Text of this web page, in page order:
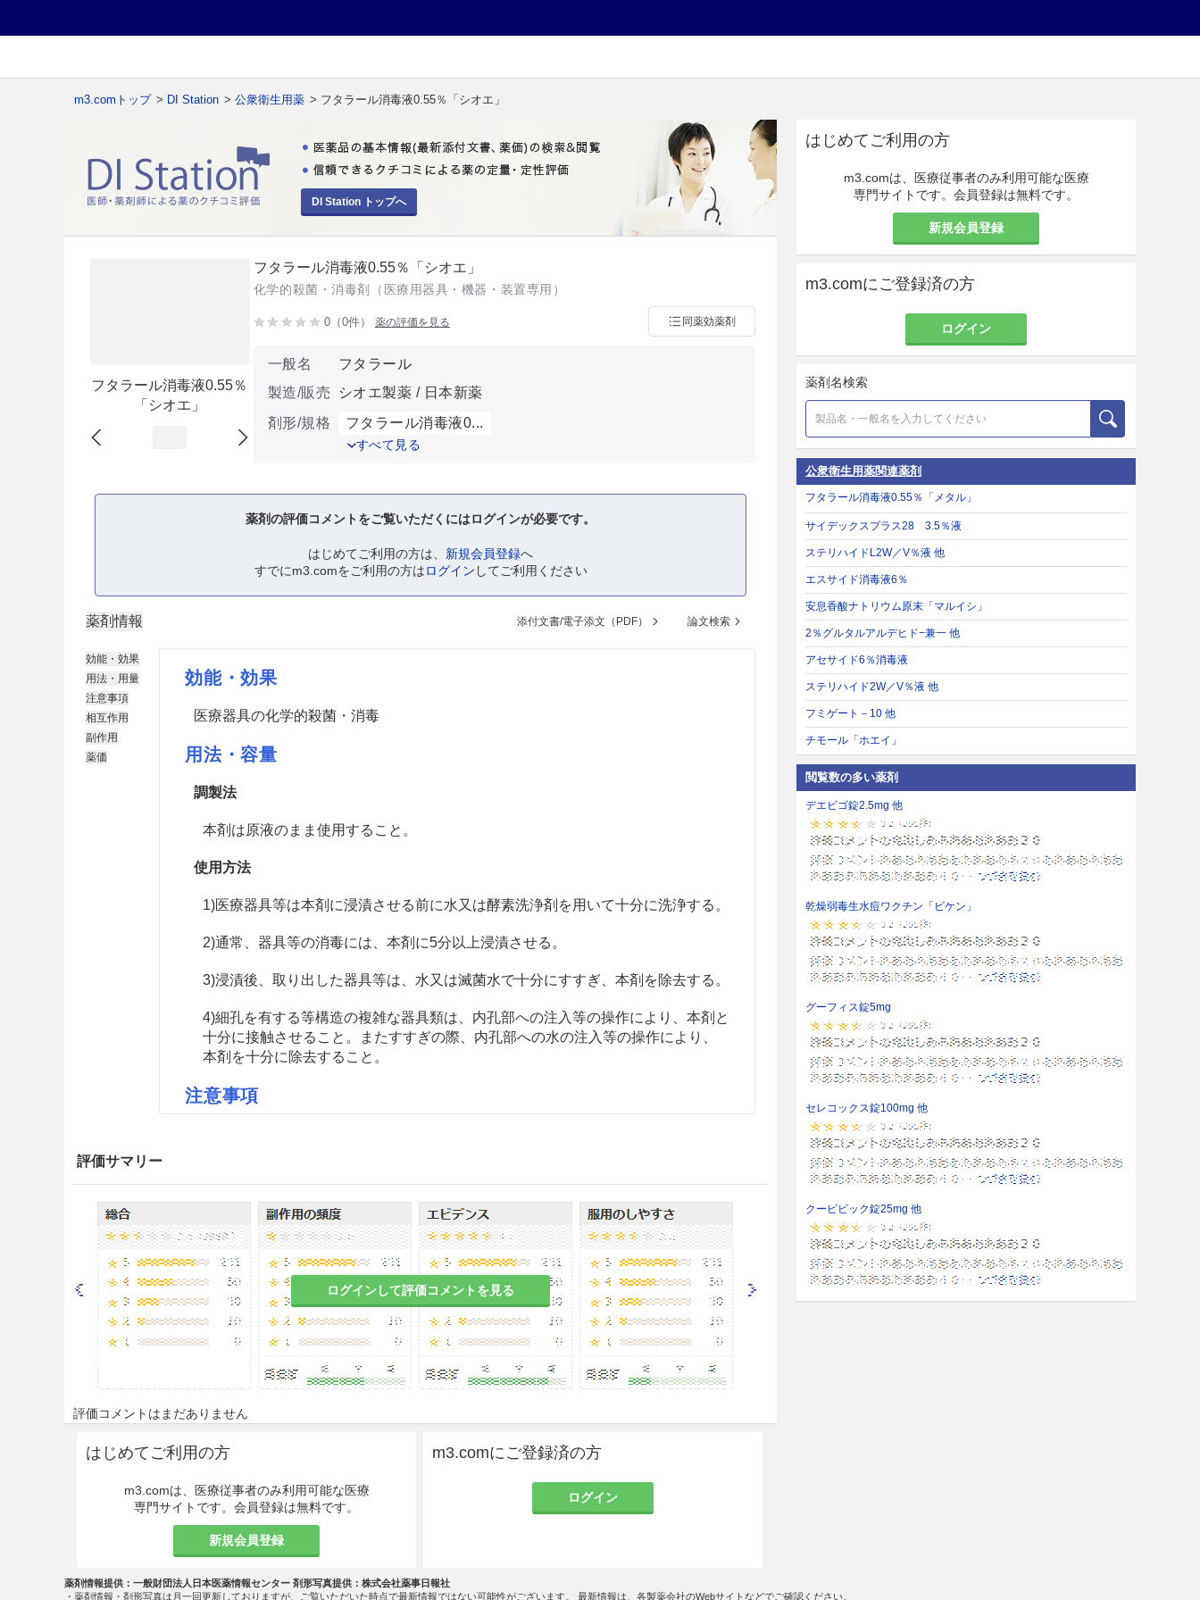
m3.comトップ > DI Station > 公衆衛生用薬 > フタラール消毒液0.55％「シオエ」
DI Station トップへ
フタラール消毒液0.55％
「シオエ」
フタラール消毒液0.55％「シオエ」
化学的殺菌・消毒剤（医療用器具・機器・装置専用）
0（0件） 薬の評価を見る 同薬効薬剤
一般名
フタラール
製造/販売
シオエ製薬 / 日本新薬
剤形/規格
フタラール消毒液0...
すべて見る
薬剤の評価コメントをご覧いただくにはログインが必要です。
はじめてご利用の方は、 新規会員登録へ
すでにm3.comをご利用の方はログイン してご利用ください
薬剤情報 添付文書/電子添文（PDF） 論文検索
効能・効果
用法・用量
注意事項
相互作用
副作用
薬価
効能・効果
医療器具の化学的殺菌・消毒
用法・容量
調製法
本剤は原液のまま使用すること。
使用方法
1)医療器具等は本剤に浸漬させる前に水又は酵素洗浄剤を用いて十分に洗浄する。
2)通常、器具等の消毒には、本剤に5分以上浸漬させる。
3)浸漬後、取り出した器具等は、水又は滅菌水で十分にすすぎ、本剤を除去する。
4)細孔を有する等構造の複雑な器具類は、内孔部への注入等の操作により、本剤と
十分に接触させること。またすすぎの際、内孔部への水の注入等の操作により、
本剤を十分に除去すること。
注意事項
8.2本剤にて消毒を行った術中経食道心エコー（TEE）プローブ等の医療器具を使
用した患者に、口唇・口腔・食道・胃等に着色、粘膜損傷、化学熱傷等の症状があ
らわれたとの報告があるので、下記の点に注意すること。［14.1.10参照］
・消毒を行う前に、医療器具等に推奨されている方法により、水又は酵素洗浄剤
を用いて十分に洗浄し洗い流すこと。
・消毒終了後は多量の水で本剤を十分にすすぐこと。
・細孔を有する等構造の複雑な器具類では、特に注意して十分にすすぐこと。
・本剤又はフタラールに対し過敏症の既往歴のある者には、本剤にて消毒を行っ
14.1 薬剤使用時の注意
14.1.1人工透析用ダイアライザー等、再使用が推奨されていない医療器具には使
用しないこと。
14.1.2ニッケルでメッキされた金属やステンレス鋼では、1ヶ月にわたる長期の
評価サマリー
ログインして評価コメントを見る
評価コメントはまだありません
はじめてご利用の方
m3.comは、医療従事者のみ利用可能な医療
専門サイトです。会員登録は無料です。
新規会員登録
m3.comにご登録済の方
ログイン
はじめてご利用の方
m3.comは、医療従事者のみ利用可能な医療
専門サイトです。会員登録は無料です。
新規会員登録
m3.comにご登録済の方
ログイン
薬剤名検索
公衆衛生用薬関連薬剤
フタラール消毒液0.55％「メタル」
サイデックスプラス28 3.5％液
ステリハイドL2W／V％液 他
エスサイド消毒液6％
安息香酸ナトリウム原末「マルイシ」
2％グルタルアルデヒド−兼一 他
アセサイド6％消毒液
ステリハイド2W／V％液 他
フミゲート－10 他
チモール「ホエイ」
閲覧数の多い薬剤
デエビゴ錠2.5mg 他
乾燥弱毒生水痘ワクチン「ビケン」
グーフィス錠5mg
セレコックス錠100mg 他
クービビック錠25mg 他
薬剤情報提供：一般財団法人日本医薬情報センター 剤形写真提供：株式会社薬事日報社
・薬剤情報・剤形写真は月一回更新しておりますが、ご覧いただいた時点で最新情報ではない可能性がございます。 最新情報は、各製薬会社のWebサイトなどでご確認ください。